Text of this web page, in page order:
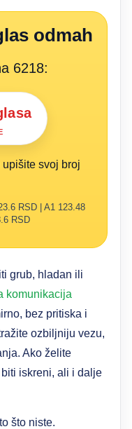
odmah
6218:
svoj broj
RSD | A1 123.48
RSD
grub, hladan ili
komunikacija
bez pritiska i
ozbiljniju vezu,
Ako želite
iskreni, ali i dalje
što niste.